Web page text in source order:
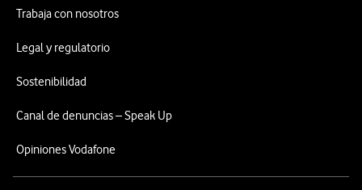
Trabaja con nosotros
Legal y regulatorio
Sostenibilidad
Canal de denuncias – Speak Up
Opiniones Vodafone